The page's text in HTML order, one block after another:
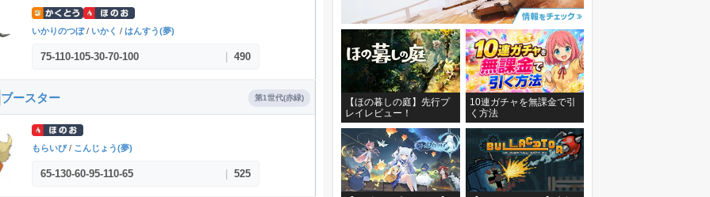
いかりのつぼ/ いかく / はんすう(夢)
75-110-105-30-70-100 490
ブースター 第1世代(赤緑)
もらいび/ こんじょう(夢)
65-130-60-95-110-65 525
【ほの暮しの庭】先行プ
レイレビュー！
10連ガチャを無課金で引
く方法